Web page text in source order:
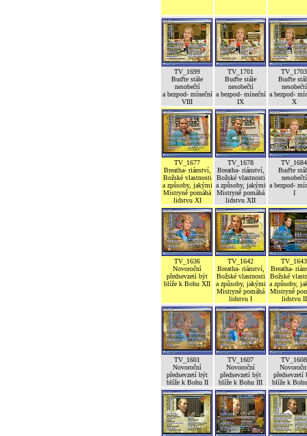
TV_1699
Buďte stále
nesobečtí
a bezpod- míneční
VIII
TV_1701
Buďte stále
nesobečtí
a bezpod- míneční
IX
TV_1703
Buďte
nesobečtí
a bezpod-
X
TV_1677
Breatha- riánství,
Božské vlastnosti
a způsoby, jakými
Mistryně pomáhá
lidstvu XI
TV_1678
Breatha- riánství,
Božské vlastnosti
a způsoby, jakými
Mistryně pomáhá
lidstvu XII
TV_1684
Buďte
nesobečtí
a bezpod-
I
TV_1636
Novoroční
předsevzetí být
blíže k Bohu XII
TV_1642
Breatha- riánství,
Božské vlastnosti
a způsoby, jakými
Mistryně pomáhá
lidstvu I
TV_1643
Breatha-
Božské
a způsoby,
Mistryně
lidstvu II
TV_1601
Novoroční
předsevzetí být
blíže k Bohu II
TV_1607
Novoroční
předsevzetí být
blíže k Bohu III
TV_1608
předsevzetí
blíže k